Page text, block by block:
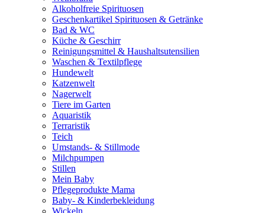
Alkoholfreie Spirituosen
Geschenkartikel Spirituosen & Getränke
Bad & WC
Küche & Geschirr
Reinigungsmittel & Haushaltsutensilien
Waschen & Textilpflege
Hundewelt
Katzenwelt
Nagerwelt
Tiere im Garten
Aquaristik
Terraristik
Teich
Umstands- & Stillmode
Milchpumpen
Stillen
Mein Baby
Pflegeprodukte Mama
Baby- & Kinderbekleidung
Wickeln